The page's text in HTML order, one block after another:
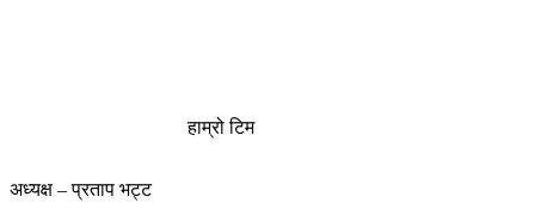
हाम्रो टिम
अध्यक्ष – प्रताप भट्ट